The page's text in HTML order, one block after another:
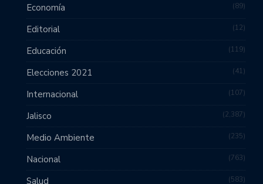
Economía 89
Editorial 12
Educación 119
Elecciones 2021 41
Internacional 107
Jalisco 2,387
Medio Ambiente 235
Nacional 763
Salud 583